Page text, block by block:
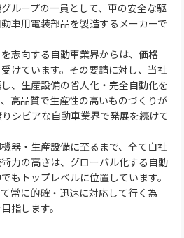
ループの一員として、車の安全な駆
車用電装部品を製造するメーカーで
志向する自動車業界からは、価格
けています。その要請に対し、当社
、生産設備の省人化・完全自動化を
高品質で生産性の高いものづくりが
シビアな自動車業界で発展を続けて
器・生産設備に至るまで、全て自社
力の高さは、グローバル化する自動
もトップレベルに位置しています。
常に的確・迅速に対応して行く為
指します。